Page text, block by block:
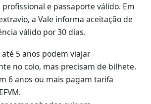
e passaporte válido. Em
a Vale informa aceitação de
válido por 30 dias.
até 5 anos podem viajar
no colo, mas precisam de bilhete.
6 anos ou mais pagam tarifa